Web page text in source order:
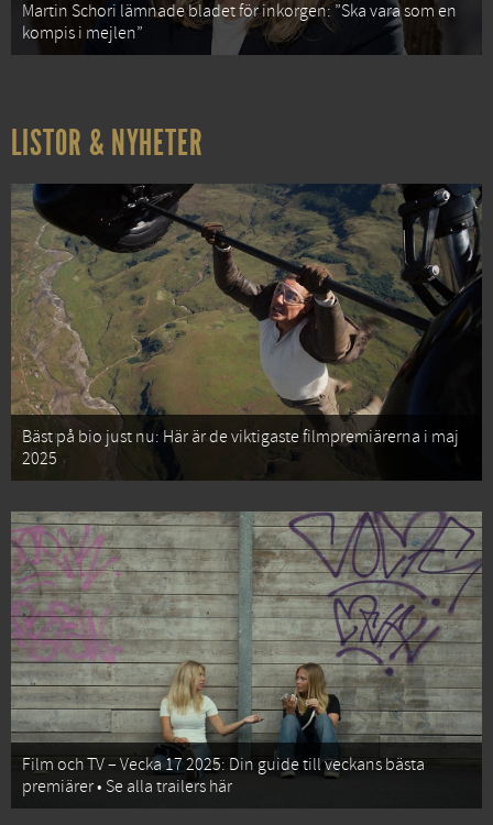
Martin Schori lämnade bladet för inkorgen: ”Ska vara som en
kompis i mejlen”
LISTOR & NYHETER
Bäst på bio just nu: Här är de viktigaste filmpremiärerna i maj
2025
Film och TV – Vecka 17 2025: Din guide till veckans bästa
premiärer • Se alla trailers här